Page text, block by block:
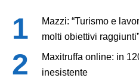
Mazzi: “Turismo e
molti obiettivi raggiunti”
Maxitruffa online: in
inesistente